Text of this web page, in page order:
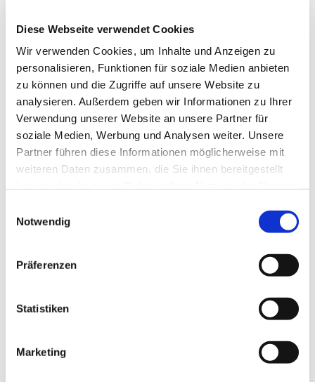
Diese Webseite verwendet Cookies
Wir verwenden Cookies, um Inhalte und Anzeigen zu
personalisieren, Funktionen für soziale Medien anbieten
zu können und die Zugriffe auf unsere Website zu
analysieren. Außerdem geben wir Informationen zu Ihrer
Verwendung unserer Website an unsere Partner für
soziale Medien, Werbung und Analysen weiter. Unsere
Partner führen diese Informationen möglicherweise mit
weiteren Daten zusammen, die Sie ihnen bereitgestellt
Notwendig
Präferenzen
Statistiken
Marketing
Heute versteht die katholische Kirche den Ablass
wieder im ursprünglichen Sinn, nämlich als
geistlichen Weg, nicht als Belohnung. Ich kann den
Ablass empfangen, wenn ich wirklich umkehre
durch den Empfang der Sakramente, Versöhnung
und Eucharistie, Gebet und Werke der
Nächstenliebe. Der Ablass löscht nicht die Schuld –
das geschieht im Sakrament, aber er heilt die
Folgen der Sünde.
Sündenstrafen. Das bedeutet: Auch wenn Gott
katholischem Verständnis oft eine Folge oder
Ablass kann helfen, diese Strafe zu erlassen –
bestimmten geistlichen Angeboten der Kirche.